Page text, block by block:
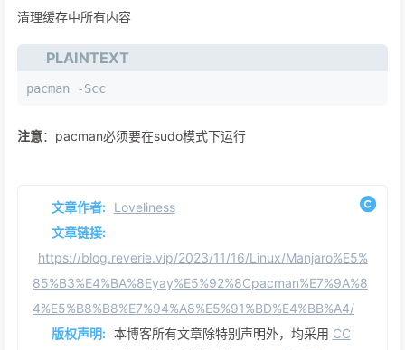
清理缓存中所有内容
PLAINTEXT
pacman -Scc
注意：pacman必须要在sudo模式下运行
文章作者: Loveliness
文章链接:
https://blog.reverie.vip/2023/11/16/Linux/Manjaro%E5%
85%B3%E4%BA%8Eyay%E5%92%8Cpacman%E7%9A%8
4%E5%B8%B8%E7%94%A8%E5%91%BD%E4%BB%A4/
版权声明: 本博客所有文章除特别声明外，均采用 CC